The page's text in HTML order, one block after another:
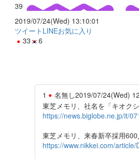
39
2019/07/24(Wed) 13:10:01
ツイート LINEお気に入り
33
6
1 名無し2019/07/24(Wed)
東芝メモリ、社名を「キオク
https://news.biglobe.ne.jp/it/
東芝メモリ、来春新卒採用
https://www.nikkei.com/